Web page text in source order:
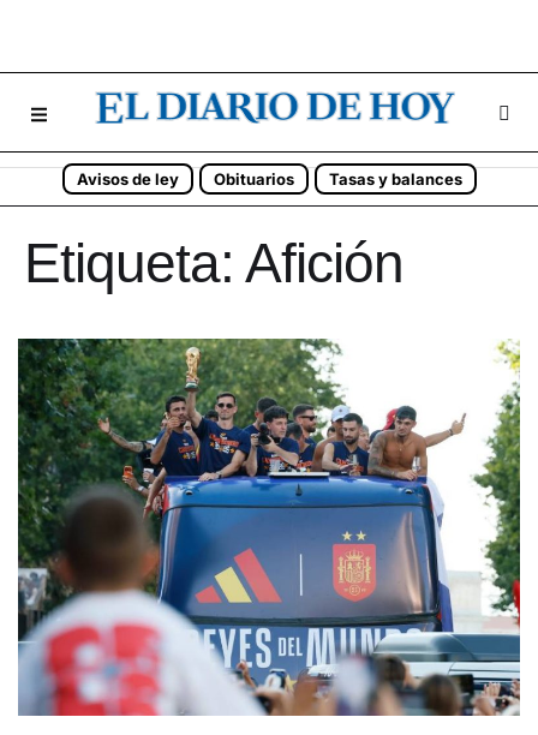
Avisos de ley Obituarios Tasas y balances
Etiqueta: Afición